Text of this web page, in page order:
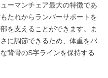
ーマンチェア最大の特徴であ
たれからランバーサポートを
を支えることができます。ま
に調節できるため、体重をバ
背骨のS字ラインを保持する